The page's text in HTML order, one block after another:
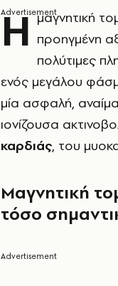
H μαγνητική
προηγμένη
πολύτιμες
ενός μεγάλου
μία ασφαλή,
ιονίζουσα
καρδιάς, του
Μαγνητική
τόσο